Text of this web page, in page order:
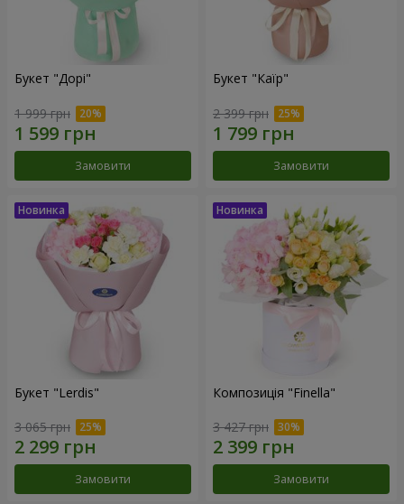
Букет "Дорі"
1 999 грн
Замовити
Букет "Каїр"
2 399 грн
Замовити
Букет "Lerdis"
3 065 грн
Замовити
Композиція "Finella"
3 427 грн
Замовити